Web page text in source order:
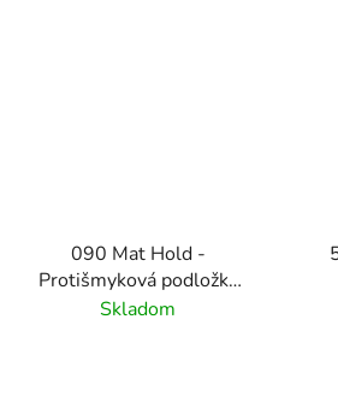
090 Mat Hold -
Protišmyková podložka
pod rohože
Skladom